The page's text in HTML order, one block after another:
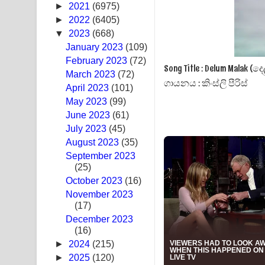
Swetha Sande Song Lyrics - ශ්වේත සඳේ ගීතයේ පද
Ma Igili Giya Lyrics - මා ඉගිලී ගියා ගීතයේ පද පෙළ
Ras Balan Song Lyrics - රැස් බලන් ගීතයේ පද පෙළ
Hoda sihiyen Song Lyrics - හොද සිහියෙන් ගීතයේ පද
Awanken Song Lyrics - අවංකෙන් ගීතයේ පද පෙළ
Pa Sina Song Lyrics - පෑ සිනා ගීතයේ පද පෙළ
Pemwanthiye Song Lyrics - පෙම්වන්තියේ ගීතයේ
Manobhawa Song Lyrics - මනෝභව ගීතයේ පද පෙළ
Akahe Indala Song Lyrics - ආකාහේ ඉඳලා ගීතයේ
Raawaya Song Lyrics - රාවය ගීතයේ පද පෙළ
► 2021 (6975)
► 2022 (6405)
▼ 2023 (668)
January 2023 (109)
February 2023 (72)
March 2023 (72)
April 2023 (101)
May 2023 (99)
June 2023 (61)
July 2023 (45)
August 2023 (35)
September 2023
(25)
October 2023 (16)
November 2023
(17)
December 2023
(16)
► 2024 (215)
► 2025 (120)
Song Title : Delum Malak
ගායනය : කිංස්ලි පීරිස්